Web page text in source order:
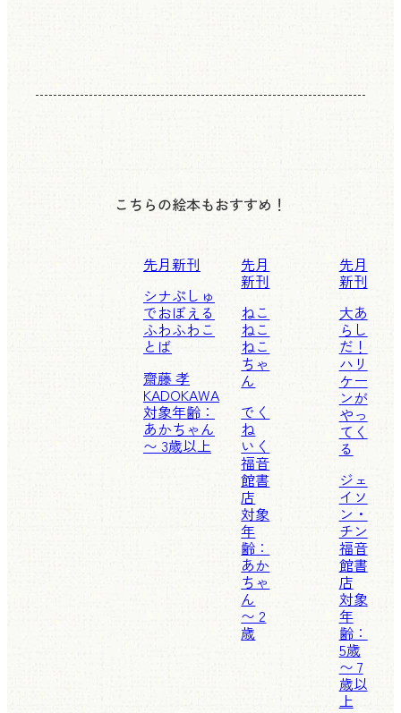
こちらの絵本もおすすめ！
先月新刊
シナぷしゅ
でおぼえる
ふわふわこ
とば
齋藤 孝
KADOKAWA
対象年齢：
あかちゃん
〜 3歳以上
先月
新刊
ねこ
ねこ
ねこ
ちゃ
ん
でく
ね
いく
福音
館書
店
対象
年
齢：
あか
ちゃ
ん
〜 2
歳
先月
新刊
大あ
らし
だ！
ハリ
ケー
ンが
やっ
てく
る
ジェ
イソ
ン・
チン
福音
館書
店
対象
年
齢：
5歳
〜 7
歳以
上